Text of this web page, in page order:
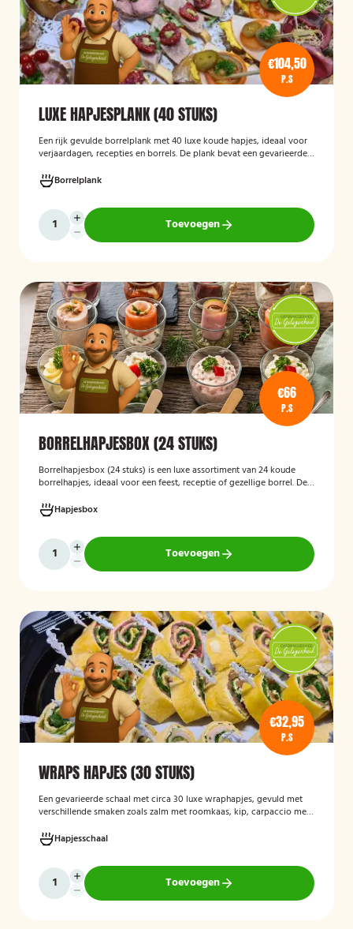
€104,50
P.S
LUXE HAPJESPLANK (40 STUKS)
Een rijk gevulde borrelplank met 40 luxe koude hapjes, ideaal voor
verjaardagen, recepties en borrels. De plank bevat een gevarieerde
stijlvol worden gepresenteerd, zodat je gasten direct kunnen
genieten.
Borrelplank
Toevoegen
€66
P.S
BORRELHAPJESBOX (24 STUKS)
Borrelhapjesbox (24 stuks) is een luxe assortiment van 24 koude
borrelhapjes, ideaal voor een feest, receptie of gezellige borrel. De
zalmrolletjes, brie met notenmelange en vitello tonato, verzorgd
gepresenteerd en direct klaar om te serveren.
Hapjesbox
Toevoegen
€32,95
P.S
WRAPS HAPJES (30 STUKS)
Een gevarieerde schaal met circa 30 luxe wraphapjes, gevuld met
verschillende smaken zoals zalm met roomkaas, kip, carpaccio met
Ideaal als borrelhapje voor feestjes, recepties of zakelijke
bijeenkomsten. De wraps zijn vers bereid en aantrekkelijk
gepresenteerd op een serveerschaal.
Hapjesschaal
Toevoegen